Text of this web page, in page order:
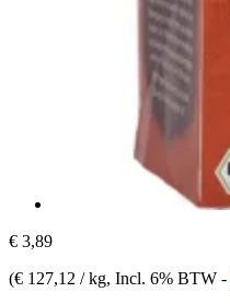
€ 3,89
(€ 127,12 / kg, Incl. 6% BTW -